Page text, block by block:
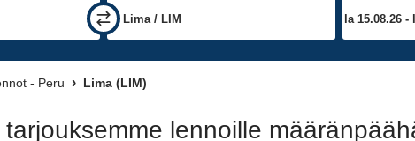
- Peru Lima (LIM)
tarjouksemme lennoille